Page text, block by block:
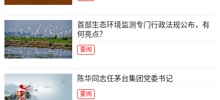
首部生态环境监测专门行政法规公布，有
何亮点？
要闻
陈华同志任茅台集团党委书记
要闻